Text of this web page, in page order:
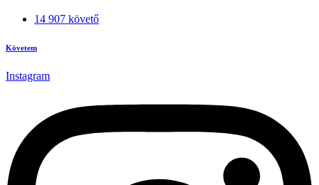
14 907 követő
Követem
Instagram